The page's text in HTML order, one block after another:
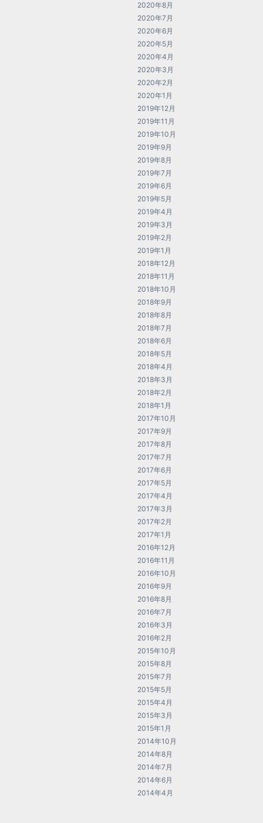
2020年8月
2020年7月
2020年6月
2020年5月
2020年4月
2020年3月
2020年2月
2020年1月
2019年12月
2019年11月
2019年10月
2019年9月
2019年8月
2019年7月
2019年6月
2019年5月
2019年4月
2019年3月
2019年2月
2019年1月
2018年12月
2018年11月
2018年10月
2018年9月
2018年8月
2018年7月
2018年6月
2018年5月
2018年4月
2018年3月
2018年2月
2018年1月
2017年10月
2017年9月
2017年8月
2017年7月
2017年6月
2017年5月
2017年4月
2017年3月
2017年2月
2017年1月
2016年12月
2016年11月
2016年10月
2016年9月
2016年8月
2016年7月
2016年3月
2016年2月
2015年10月
2015年8月
2015年7月
2015年5月
2015年4月
2015年3月
2015年1月
2014年10月
2014年8月
2014年7月
2014年6月
2014年4月